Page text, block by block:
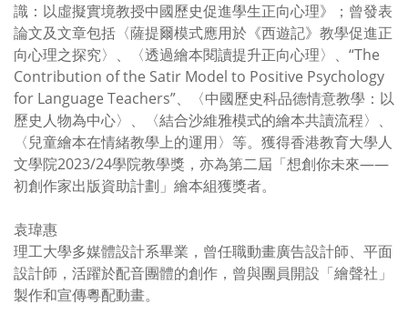
識：以虛擬實境教授中國歷史促進學生正向心理》；曾發表
論文及文章包括〈薩提爾模式應用於《西遊記》教學促進正
向心理之探究〉、〈透過繪本閱讀提升正向心理〉、“The
Contribution of the Satir Model to Positive Psychology
for Language Teachers”、〈中國歷史科品德情意教學：以
歷史人物為中心〉、〈結合沙維雅模式的繪本共讀流程〉、
〈兒童繪本在情緒教學上的運用〉等。獲得香港教育大學人
文學院2023/24學院教學獎，亦為第二屆「想創你未來——
初創作家出版資助計劃」繪本組獲獎者。
袁瑋惠
理工大學多媒體設計系畢業，曾任職動畫廣告設計師、平面
設計師，活躍於配音團體的創作，曾與團員開設「繪聲社」
製作和宣傳粵配動畫。